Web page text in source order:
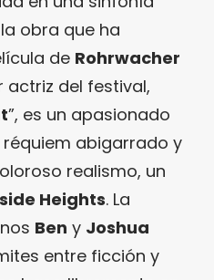
obra que ha
de Rohrwacher
actriz del festival,
”, es un apasionado
abigarrado y
realismo, un
Heights. La
Ben y Joshua
entre ficción y